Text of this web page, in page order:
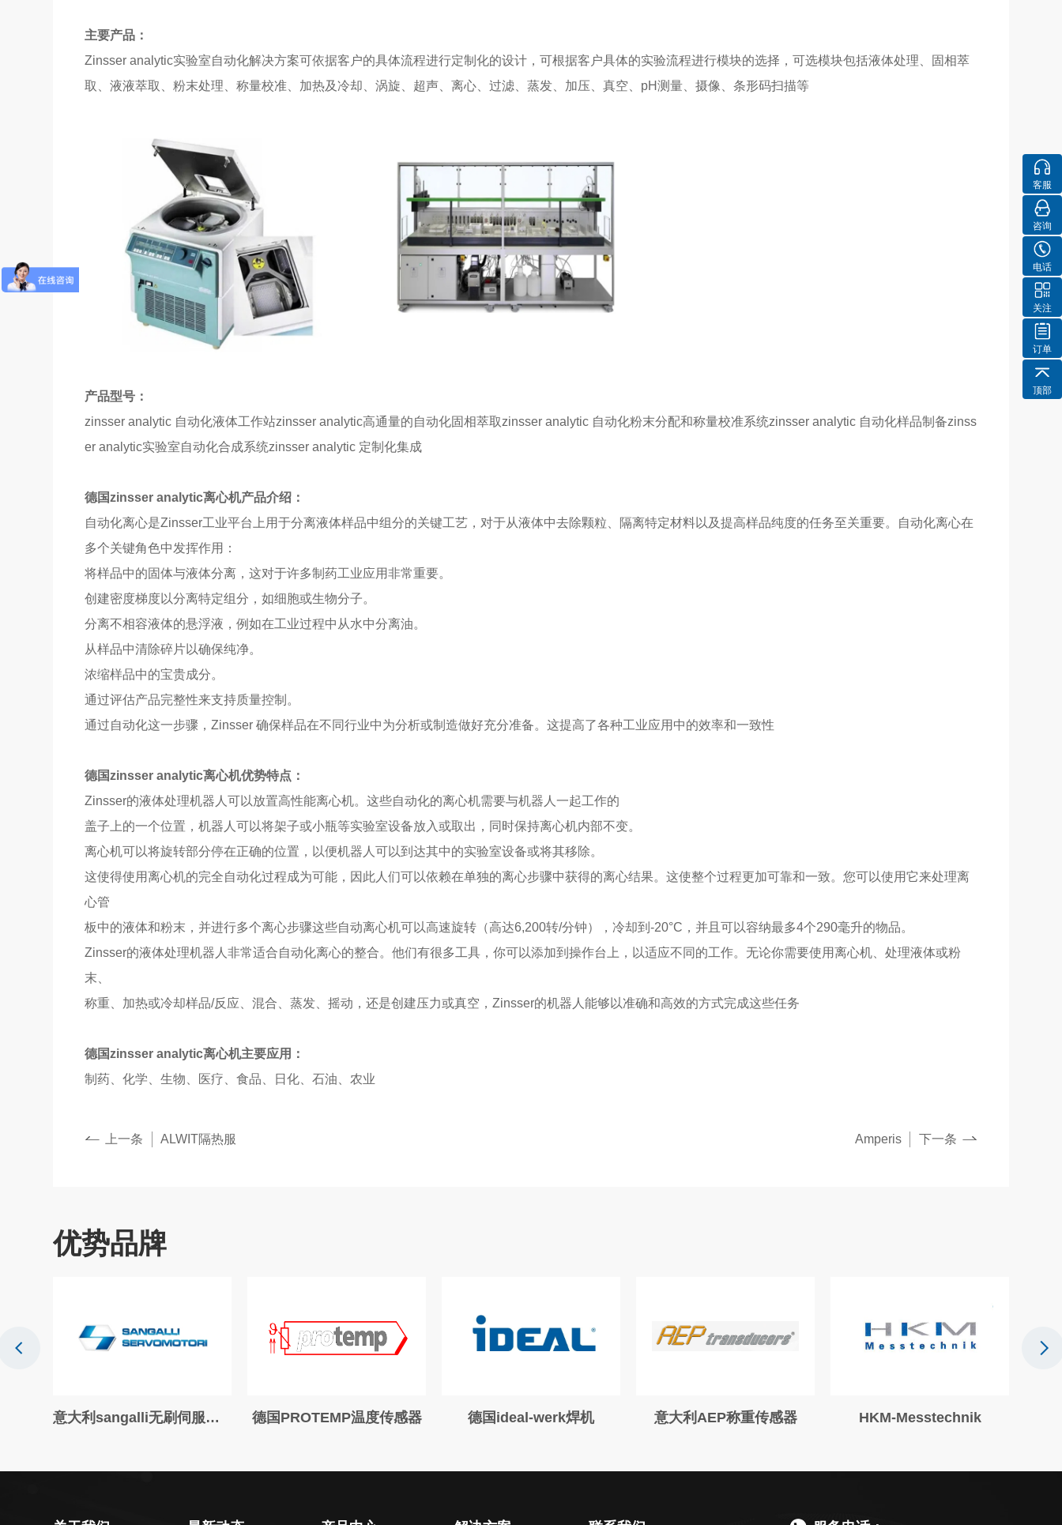
主要产品：
Zinsser analytic实验室自动化解决方案可依据客户的具体流程进行定制化的设计，可根据客户具体的实验流程进行模块的选择，可选模块包括液体处理、固相萃
取、液液萃取、粉末处理、称量校准、加热及冷却、涡旋、超声、离心、过滤、蒸发、加压、真空、pH测量、摄像、条形码扫描等
产品型号：
zinsser analytic 自动化液体工作站zinsser analytic高通量的自动化固相萃取zinsser analytic 自动化粉末分配和称量校准系统zinsser analytic 自动化样品制备zinss
er analytic实验室自动化合成系统zinsser analytic 定制化集成
德国zinsser analytic离心机产品介绍：
自动化离心是Zinsser工业平台上用于分离液体样品中组分的关键工艺，对于从液体中去除颗粒、隔离特定材料以及提高样品纯度的任务至关重要。自动化离心在
多个关键角色中发挥作用：
将样品中的固体与液体分离，这对于许多制药工业应用非常重要。
创建密度梯度以分离特定组分，如细胞或生物分子。
分离不相容液体的悬浮液，例如在工业过程中从水中分离油。
从样品中清除碎片以确保纯净。
浓缩样品中的宝贵成分。
通过评估产品完整性来支持质量控制。
通过自动化这一步骤，Zinsser 确保样品在不同行业中为分析或制造做好充分准备。这提高了各种工业应用中的效率和一致性
德国zinsser analytic离心机优势特点：
Zinsser的液体处理机器人可以放置高性能离心机。这些自动化的离心机需要与机器人一起工作的
盖子上的一个位置，机器人可以将架子或小瓶等实验室设备放入或取出，同时保持离心机内部不变。
离心机可以将旋转部分停在正确的位置，以便机器人可以到达其中的实验室设备或将其移除。
这使得使用离心机的完全自动化过程成为可能，因此人们可以依赖在单独的离心步骤中获得的离心结果。这使整个过程更加可靠和一致。您可以使用它来处理离
心管
板中的液体和粉末，并进行多个离心步骤这些自动离心机可以高速旋转（高达6,200转/分钟），冷却到-20°C，并且可以容纳最多4个290毫升的物品。
Zinsser的液体处理机器人非常适合自动化离心的整合。他们有很多工具，你可以添加到操作台上，以适应不同的工作。无论你需要使用离心机、处理液体或粉
末、
称重、加热或冷却样品/反应、混合、蒸发、摇动，还是创建压力或真空，Zinsser的机器人能够以准确和高效的方式完成这些任务
德国zinsser analytic离心机主要应用：
制药、化学、生物、医疗、食品、日化、石油、农业
上一条 ALWIT隔热服 下一条
Amperis
优势品牌
意大利sangalli无刷伺服电机 德国PROTEMP温度传感器 德国ideal-werk焊机 意大利AEP称重传感器 HKM-Messtechnik 芬兰KonaFlex制动器
客服
咨询
电话
关注
订单
顶部